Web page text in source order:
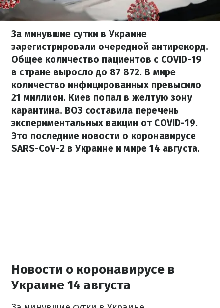
За минувшие сутки в Украине
зарегистрировали очередной антирекорд.
Общее количество пациентов с COVID-19
в стране выросло до 87 872. В мире
количество инфицированных превысило
21 миллион. Киев попал в желтую зону
карантина. ВОЗ составила перечень
экспериментальных вакцин от COVID-19.
Это последние новости о коронавирусе
SARS-CoV-2 в Украине и мире 14 августа.
Новости о коронавирусе в
Украине 14 августа